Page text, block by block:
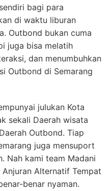
bagi para
di waktu liburan
Outbond bukan cuma
juga bisa melatih
dan menumbuhkan
Outbond di Semarang
julukan Kota
sekali Daerah wisata
Outbond. Tiap
juga mensuport
Nah kami team Madani
Alternatif Tempat
benar nyaman.